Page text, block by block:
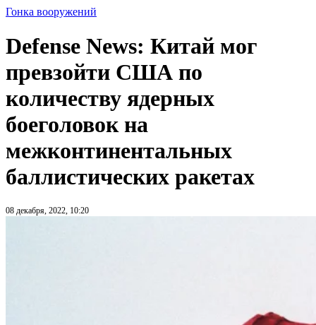
Гонка вооружений
Defense News: Китай мог
превзойти США по
количеству ядерных
боеголовок на
межконтинентальных
баллистических ракетах
08 декабря, 2022, 10:20